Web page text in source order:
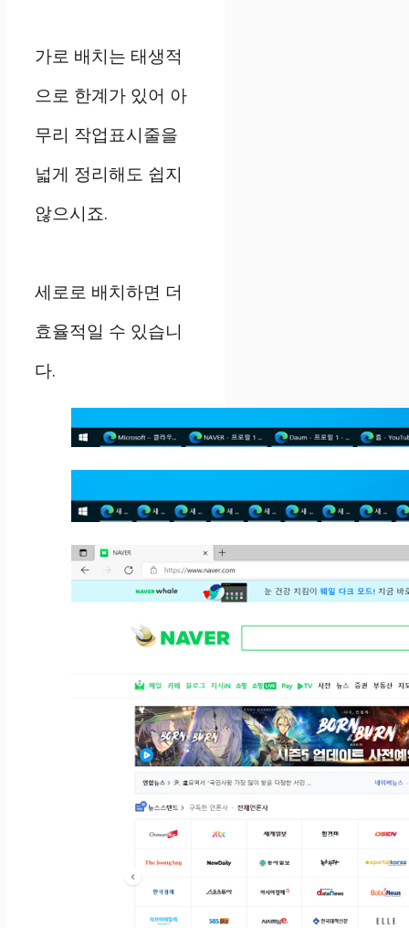
가로 배치는 태생적
으로 한계가 있어 아
무리 작업표시줄을
넓게 정리해도 쉽지
않으시죠.
세로로 배치하면 더
효율적일 수 있습니
다.